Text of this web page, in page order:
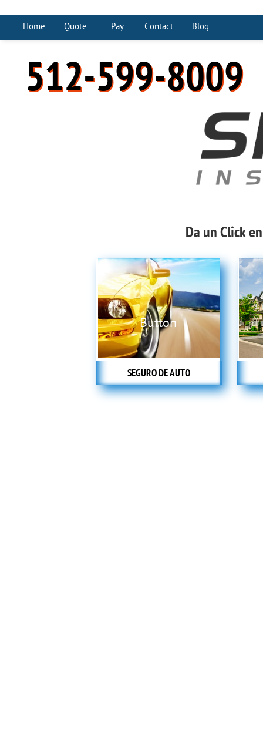
Home Quote Pay Contact Blog
SEGURO DE AUTO
Button
512-599-8009
Da un Click